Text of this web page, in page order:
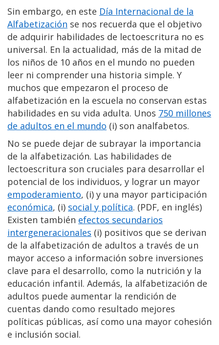
Sin embargo, en este Día Internacional de la
Alfabetización se nos recuerda que el objetivo
de adquirir habilidades de lectoescritura no es
universal. En la actualidad, más de la mitad de
los niños de 10 años en el mundo no pueden
leer ni comprender una historia simple. Y
muchos que empezaron el proceso de
alfabetización en la escuela no conservan estas
habilidades en su vida adulta. Unos 750 millones
de adultos en el mundo (i) son analfabetos.
No se puede dejar de subrayar la importancia
de la alfabetización. Las habilidades de
lectoescritura son cruciales para desarrollar el
potencial de los individuos, y lograr un mayor
empoderamiento, (i) y una mayor participación
económica, (i) social y política. (PDF, en inglés)
Existen también efectos secundarios
intergeneracionales (i) positivos que se derivan
de la alfabetización de adultos a través de un
mayor acceso a información sobre inversiones
clave para el desarrollo, como la nutrición y la
educación infantil. Además, la alfabetización de
adultos puede aumentar la rendición de
cuentas dando como resultado mejores
políticas públicas, así como una mayor cohesión
e inclusión social.